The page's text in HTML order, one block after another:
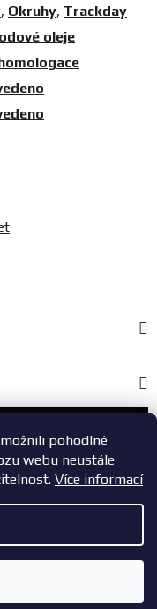
pohodlné
webu neustále
Více informací
, Okruhy, Trackday
oleje
748
práva vyhrazena.|
osobních údajů